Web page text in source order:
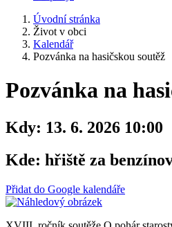
Úvodní stránka
Život v obci
Kalendář
Pozvánka na hasičskou soutěž
Pozvánka na
Kdy: 13. 6. 2026 10:00
Kde: hřiště za
Přidat do Google kalendáře